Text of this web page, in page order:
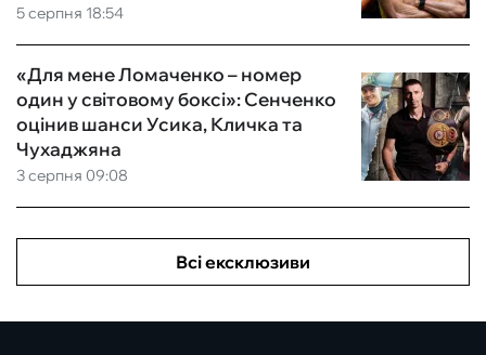
5 серпня 18:54
3 серпня 09:08
«Для мене Ломаченко – номер
один у світовому боксі»: Сенченко
оцінив шанси Усика, Кличка та
Чухаджяна
Всі ексклюзиви